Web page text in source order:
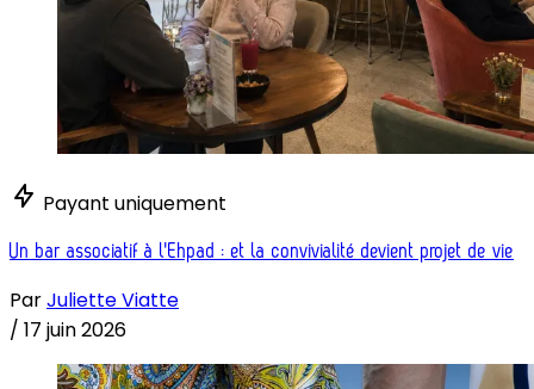
Payant uniquement
Un bar associatif à l'Ehpad : et la convivialité devient projet de vie
ParJuliette Viatte
/ 17 juin 2026